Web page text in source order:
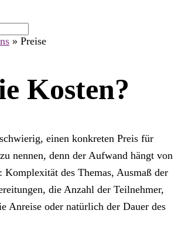
» Preise
Kosten?
einen konkreten Preis für
nennen, denn der Aufwand hängt von
Komplexität des Themas, Ausmaß der
die Anzahl der Teilnehmer,
Anreise oder natürlich der Dauer des